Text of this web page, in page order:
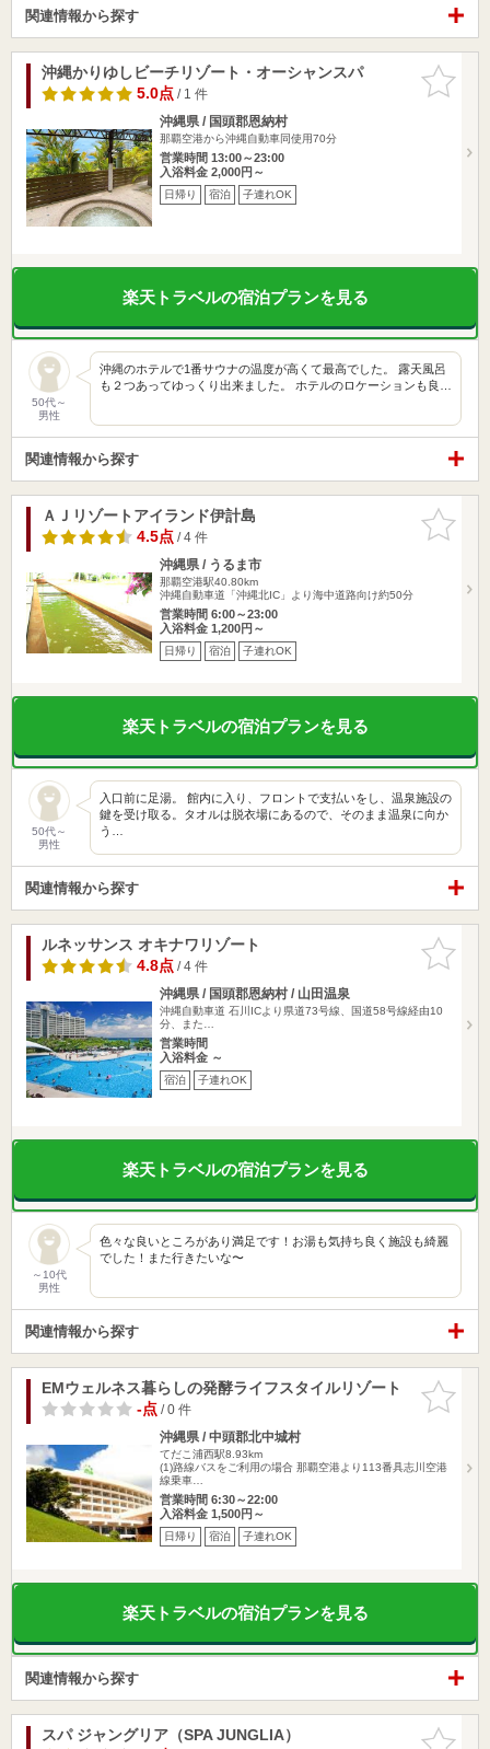
関連情報から探す
お気に入
りに追加
沖縄かりゆしビーチリゾート・オーシャンスパ
5.0点/ 1 件
沖縄県 / 国頭郡恩納村
那覇空港から沖縄自動車同使用70分
営業時間 13:00～23:00
入浴料金 2,000円～
日帰り 宿泊 子連れOK
楽天トラベルの宿泊プランを見る
50代～
男性
沖縄のホテルで1番サウナの温度が高くて最高でした。 露天風呂
も２つあってゆっくり出来ました。 ホテルのロケーションも良…
関連情報から探す
お気に入
りに追加
ＡＪリゾートアイランド伊計島
4.5点/ 4 件
沖縄県 / うるま市
那覇空港駅40.80km
沖縄自動車道「沖縄北IC」より海中道路向け約50分
営業時間 6:00～23:00
入浴料金 1,200円～
日帰り 宿泊 子連れOK
楽天トラベルの宿泊プランを見る
50代～
男性
入口前に足湯。 館内に入り、フロントで支払いをし、温泉施設の
鍵を受け取る。タオルは脱衣場にあるので、そのまま温泉に向か
う…
関連情報から探す
お気に入
りに追加
ルネッサンス オキナワリゾート
4.8点/ 4 件
沖縄県 / 国頭郡恩納村 / 山田温泉
沖縄自動車道 石川ICより県道73号線、国道58号線経由10
分、また…
営業時間
入浴料金 ～
宿泊 子連れOK
楽天トラベルの宿泊プランを見る
～10代
男性
色々な良いところがあり満足です！お湯も気持ち良く施設も綺麗
でした！また行きたいな〜
関連情報から探す
お気に入
りに追加
EMウェルネス暮らしの発酵ライフスタイルリゾート
-点/ 0 件
沖縄県 / 中頭郡北中城村
てだこ浦西駅8.93km
(1)路線バスをご利用の場合 那覇空港より113番具志川空港
線乗車…
営業時間 6:30～22:00
入浴料金 1,500円～
日帰り 宿泊 子連れOK
楽天トラベルの宿泊プランを見る
関連情報から探す
お気に入
スパ ジャングリア（SPA JUNGLIA）